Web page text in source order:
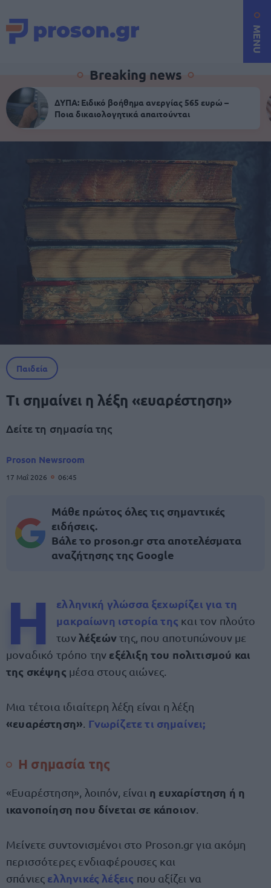
MENU
Breaking news
ΔΥΠΑ: Ειδικό βοήθημα ανεργίας 565 ευρώ –
Ποια δικαιολογητικά απαιτούνται
Παιδεία
Τι σημαίνει η λέξη «ευαρέστηση»
Δείτε τη σημασία της
Proson Newsroom
17 Μαΐ 2026 06:45
Μάθε πρώτος όλες τις σημαντικές
ειδήσεις.
Βάλε το proson.gr στα αποτελέσματα
αναζήτησης της Google
Η ελληνική γλώσσαξεχωρίζει για τη
μακραίωνη ιστορία της και τον πλούτο
τωνλέξεώντης, που αποτυπώνουν με
μοναδικό τρόπο την εξέλιξη του πολιτισμού και
της σκέψης μέσα στους αιώνες.
Μια τέτοια ιδιαίτερη λέξη είναι η λέξη
«ευαρέστηση» Γνωρίζετε τι σημαίνει;
Η σημασία της
«Ευαρέστηση», λοιπόν, είναι η ευχαρίστηση ή η
ικανοποίηση που δίνεται σε κάποιον
Μείνετε συντονισμένοι στο Proson.gr για ακόμη
περισσότερες ενδιαφέρουσες και
σπάνιες ελληνικές λέξεις που αξίζει να